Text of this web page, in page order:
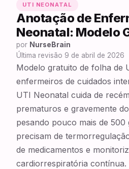
UTI NEONATAL
Anotação de
Neonatal: Modelo
por NurseBrain
Última revisão 9 de abril de 2026
Modelo gratuito de folha de
enfermeiros de cuidados
UTI Neonatal cuida de
prematuros e gravemente
pesando pouco mais de
precisam de
de medicamentos e
cardiorrespiratória